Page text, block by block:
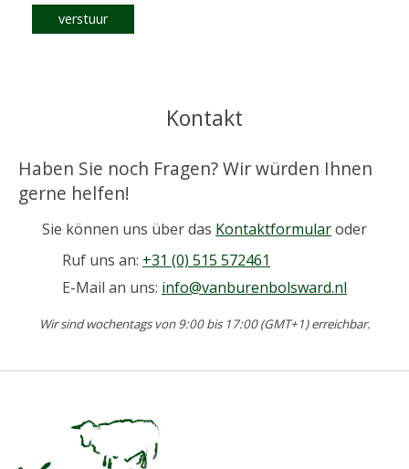
verstuur
Kontakt
Haben Sie noch Fragen? Wir würden Ihnen
gerne helfen!
Sie können uns über das Kontaktformularoder
Ruf uns an: +31 (0) 515 572461
E-Mail an uns: info@vanburenbolsward.nl
Wir sind wochentags von 9:00 bis 17:00 (GMT+1) erreichbar.